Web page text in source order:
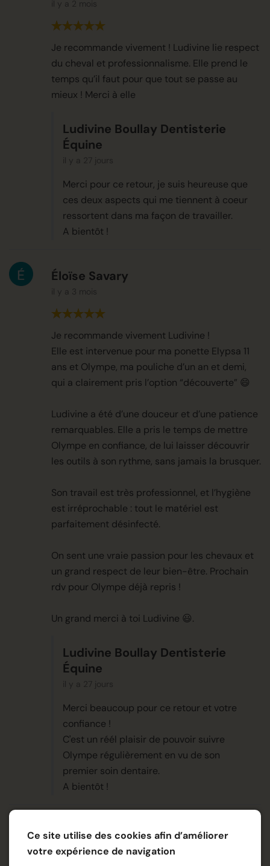
Je recommande vivement ! Ludivine lie respect
du cheval et professionnalisme. Elle prend le
temps qu’il faut pour que tout se passe au
mieux ! Merci à elle
Ludivine Boullay Dentisterie
Équine
Merci pour ce retour, je suis heureuse que
ces deux aspects qui me tiennent à coeur
ressortent dans ma façon de travailler.
A bientôt !
Éloïse Savary
Je recommande vivement Ludivine !
Elle est intervenue pour ma ponette Elypsa 11
ans et Olympe, ma pouliche d’un an et demi,
qui a clairement pris l’option “découverte” 😄
Ludivine a été d’une douceur et d’une patience
remarquables. Elle a pris le temps de mettre
Olympe en confiance, de lui laisser découvrir
les outils à son rythme, sans jamais la brusquer.
Son travail est très professionnel, et l’hygiène
est irréprochable : tout le matériel est
parfaitement désinfecté.
On sent une vraie passion pour les chevaux et
un grand respect de leur bien-être. Prochain
rdv pour Olympe déjà repris !
Un grand merci à toi Ludivine 😃.
Ludivine Boullay Dentisterie
Équine
Merci beaucoup pour ce retour et votre
confiance !
C'est un réél plaisir de pouvoir suivre
Olympe régulièrement en vu de son
premier soin dentaire.
A bientôt !
Justine Camusat
il y a 3 mois
Ce site utilise des cookies afin d’améliorer
votre expérience de navigation